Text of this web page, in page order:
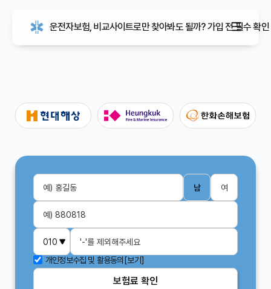
운전자보험, 비교사이트로만 찾아봐도 될까? 가입 전 필수 확
남 여
개인정보수집 및 활용동의[보기]
보험료 확인